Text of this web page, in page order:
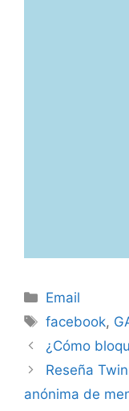
Categorías
Email
Etiquetas
facebook,
¿Cómo
Reseña
anónima de